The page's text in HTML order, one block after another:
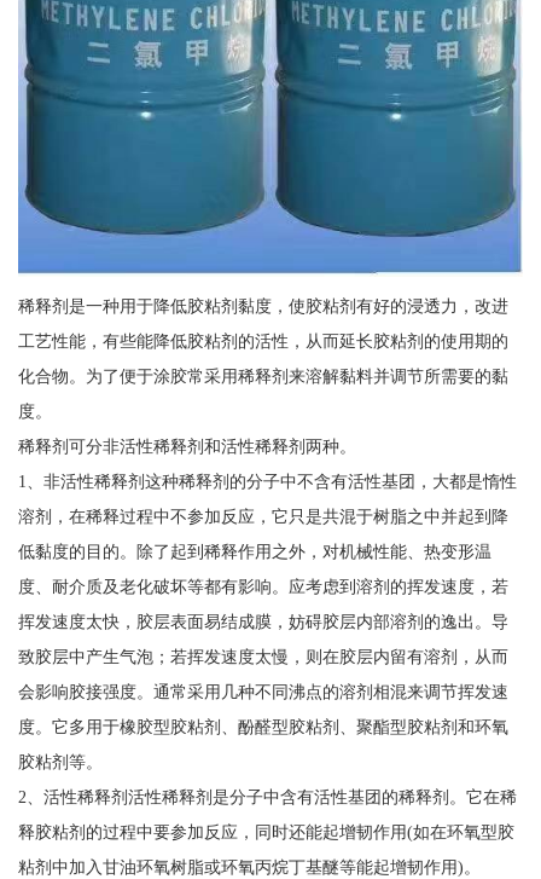
稀释剂是一种用于降低胶粘剂黏度，使胶粘剂有好的浸透力，改进
工艺性能，有些能降低胶粘剂的活性，从而延长胶粘剂的使用期的
化合物。为了便于涂胶常采用稀释剂来溶解黏料并调节所需要的黏
度。
稀释剂可分非活性稀释剂和活性稀释剂两种。
1、非活性稀释剂这种稀释剂的分子中不含有活性基团，大都是惰性
溶剂，在稀释过程中不参加反应，它只是共混于树脂之中并起到降
低黏度的目的。除了起到稀释作用之外，对机械性能、热变形温
度、耐介质及老化破坏等都有影响。应考虑到溶剂的挥发速度，若
挥发速度太快，胶层表面易结成膜，妨碍胶层内部溶剂的逸出。导
致胶层中产生气泡；若挥发速度太慢，则在胶层内留有溶剂，从而
会影响胶接强度。通常采用几种不同沸点的溶剂相混来调节挥发速
度。它多用于橡胶型胶粘剂、酚醛型胶粘剂、聚酯型胶粘剂和环氧
胶粘剂等。
2、活性稀释剂活性稀释剂是分子中含有活性基团的稀释剂。它在稀
释胶粘剂的过程中要参加反应，同时还能起增韧作用(如在环氧型胶
粘剂中加入甘油环氧树脂或环氧丙烷丁基醚等能起增韧作用)。